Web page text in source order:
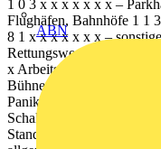
ABN
1 0 3 x x x x x x x –
Flughäfen, Bahnhöfe 1 1
8 1 x x x x x x x –
Rettungswege in
x Arbeitsplätze mit
Bühnen 3 1 3 x x x x x x –
Panikrisiko bis 15 s 1 Es
Schaltgeräte Leuchttaster
Standort mindestens ein